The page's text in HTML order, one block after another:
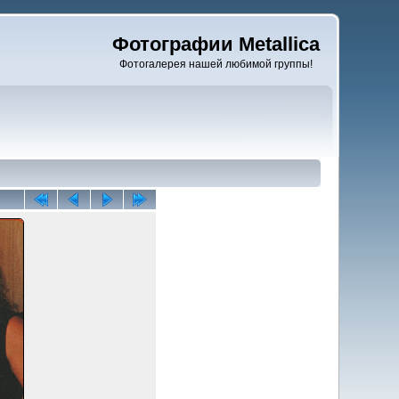
Фотографии Metallica
Фотогалерея нашей любимой группы!